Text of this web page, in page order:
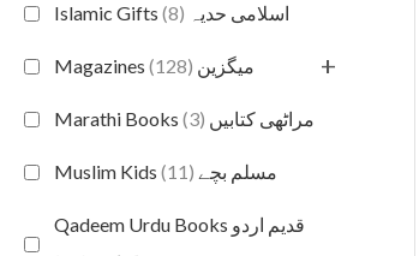
Islamic Gifts اسلامی حدیہ (8)
Magazines میگزین (128) +
Marathi Books مراٹھی کتابیں (3)
Muslim Kids مسلم بچے (11)
Qadeem Urdu Books قدیم اردو